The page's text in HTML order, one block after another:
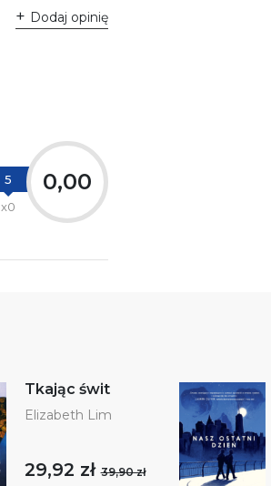
Dodaj opinię
5
x0
0,00
Tkając świt
Elizabeth Lim
29,92 zł39,90 zł